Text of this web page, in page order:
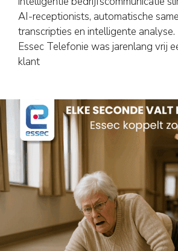
AI-receptionists, automatische
transcripties en intelligente
Essec Telefonie was jarenlang vrij
klant